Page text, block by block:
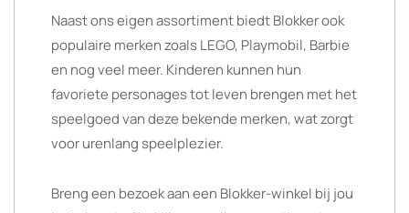
Naast ons eigen assortiment biedt Blokker ook
populaire merken zoals LEGO, Playmobil, Barbie
en nog veel meer. Kinderen kunnen hun
favoriete personages tot leven brengen met het
speelgoed van deze bekende merken, wat zorgt
voor urenlang speelplezier.
Breng een bezoek aan een Blokker-winkel bij jou